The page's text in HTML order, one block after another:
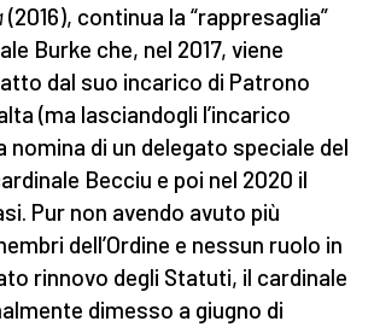
(2016), continua la “rappresaglia”
Burke che, nel 2017, viene
dal suo incarico di Patrono
(ma lasciandogli l’incarico
nomina di un delegato speciale del
Becciu e poi nel 2020 il
Pur non avendo avuto più
dell’Ordine e nessun ruolo in
rinnovo degli Statuti, il cardinale
dimesso a giugno di